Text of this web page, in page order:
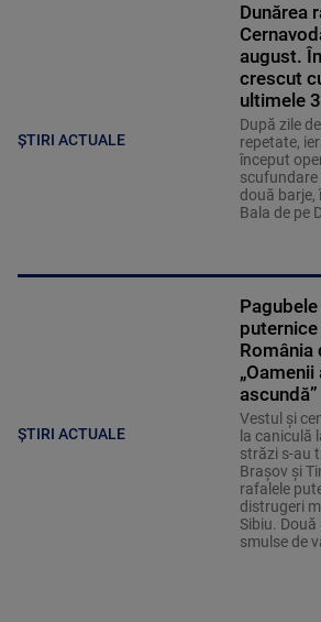
ȘTIRI ACTUALE
Dunărea
august.
crescut
ultimele
După zile
repetate,
început
două barje,
Bala de pe
ȘTIRI ACTUALE
România
ascundă”
Vestul și
la caniculă
străzi s-au
Brașov și
rafalele
distrugeri
Sibiu.
smulse de